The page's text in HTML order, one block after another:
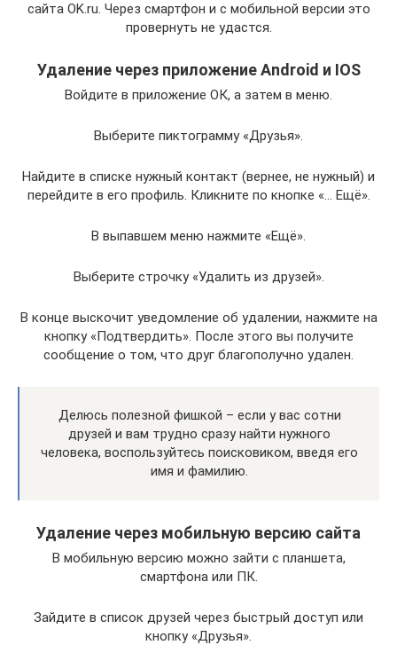
сайта OK.ru. Через смартфон и с мобильной версии это
провернуть не удастся.
Удаление через приложение Android и IOS
Войдите в приложение ОК, а затем в меню.
Выберите пиктограмму «Друзья».
Найдите в списке нужный контакт (вернее, не нужный) и
перейдите в его профиль. Кликните по кнопке «… Ещё».
В выпавшем меню нажмите «Ещё».
Выберите строчку «Удалить из друзей».
В конце выскочит уведомление об удалении, нажмите на
кнопку «Подтвердить». После этого вы получите
сообщение о том, что друг благополучно удален.
Делюсь полезной фишкой – если у вас сотни
друзей и вам трудно сразу найти нужного
человека, воспользуйтесь поисковиком, введя его
имя и фамилию.
Удаление через мобильную версию сайта
В мобильную версию можно зайти с планшета,
смартфона или ПК.
Зайдите в список друзей через быстрый доступ или
кнопку «Друзья».